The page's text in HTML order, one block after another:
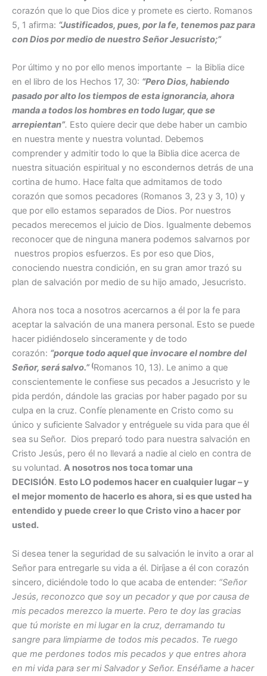
corazón que lo que Dios dice y promete es cierto. Romanos
5, 1 afirma: “Justificados, pues, por la fe, tenemos paz para
con Dios por medio de nuestro Señor Jesucristo;”
Por último y no por ello menos importante – la Biblia dice
en el libro de los Hechos 17, 30: “Pero Dios, habiendo
pasado por alto los tiempos de esta ignorancia, ahora
manda a todos los hombres en todo lugar, que se
arrepientan”. Esto quiere decir que debe haber un cambio
en nuestra mente y nuestra voluntad. Debemos
comprender y admitir todo lo que la Biblia dice acerca de
nuestra situación espiritual y no escondernos detrás de una
cortina de humo. Hace falta que admitamos de todo
corazón que somos pecadores (Romanos 3, 23 y 3, 10) y
que por ello estamos separados de Dios. Por nuestros
pecados merecemos el juicio de Dios. Igualmente debemos
reconocer que de ninguna manera podemos salvarnos por
nuestros propios esfuerzos. Es por eso que Dios,
conociendo nuestra condición, en su gran amor trazó su
plan de salvación por medio de su hijo amado, Jesucristo.
Ahora nos toca a nosotros acercarnos a él por la fe para
aceptar la salvación de una manera personal. Esto se puede
hacer pidiéndoselo sinceramente y de todo
corazón: “porque todo aquel que invocare el nombre del
Señor, será salvo.”(Romanos 10, 13). Le animo a que
conscientemente le confiese sus pecados a Jesucristo y le
pida perdón, dándole las gracias por haber pagado por su
culpa en la cruz. Confíe plenamente en Cristo como su
único y suficiente Salvador y entréguele su vida para que él
sea su Señor. Dios preparó todo para nuestra salvación en
Cristo Jesús, pero él no llevará a nadie al cielo en contra de
su voluntad. A nosotros nos toca tomar una
DECISIÓN. Esto LO podemos hacer en cualquier lugar – y
el mejor momento de hacerlo es ahora, si es que usted ha
entendido y puede creer lo que Cristo vino a hacer por
usted.
Si desea tener la seguridad de su salvación le invito a orar al
Señor para entregarle su vida a él. Diríjase a él con corazón
sincero, diciéndole todo lo que acaba de entender: “Señor
Jesús, reconozco que soy un pecador y que por causa de
mis pecados merezco la muerte. Pero te doy las gracias
que tú moriste en mi lugar en la cruz, derramando tu
sangre para limpiarme de todos mis pecados. Te ruego
que me perdones todos mis pecados y que entres ahora
en mi vida para ser mi Salvador y Señor. Enséñame a hacer